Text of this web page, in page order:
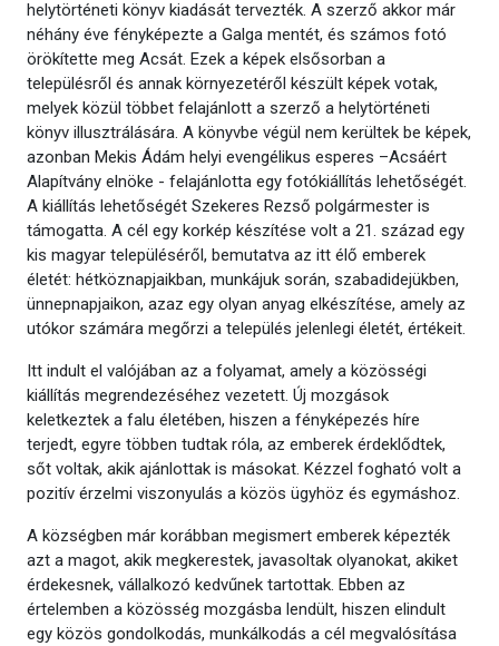
helytörténeti könyv kiadását tervezték. A szerző akkor már
néhány éve fényképezte a Galga mentét, és számos fotó
örökítette meg Acsát. Ezek a képek elsősorban a
településről és annak környezetéről készült képek votak,
melyek közül többet felajánlott a szerző a helytörténeti
könyv illusztrálására. A könyvbe végül nem kerültek be képek,
azonban Mekis Ádám helyi evengélikus esperes –Acsáért
Alapítvány elnöke - felajánlotta egy fotókiállítás lehetőségét.
A kiállítás lehetőségét Szekeres Rezső polgármester is
támogatta. A cél egy korkép készítése volt a 21. század egy
kis magyar településéről, bemutatva az itt élő emberek
életét: hétköznapjaikban, munkájuk során, szabadidejükben,
ünnepnapjaikon, azaz egy olyan anyag elkészítése, amely az
utókor számára megőrzi a település jelenlegi életét, értékeit.
Itt indult el valójában az a folyamat, amely a közösségi
kiállítás megrendezéséhez vezetett. Új mozgások
keletkeztek a falu életében, hiszen a fényképezés híre
terjedt, egyre többen tudtak róla, az emberek érdeklődtek,
sőt voltak, akik ajánlottak is másokat. Kézzel fogható volt a
pozitív érzelmi viszonyulás a közös ügyhöz és egymáshoz.
A községben már korábban megismert emberek képezték
azt a magot, akik megkerestek, javasoltak olyanokat, akiket
érdekesnek, vállalkozó kedvűnek tartottak. Ebben az
értelemben a közösség mozgásba lendült, hiszen elindult
egy közös gondolkodás, munkálkodás a cél megvalósítása